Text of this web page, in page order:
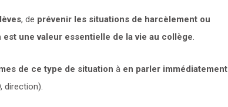
, de prévenir les situations de harcèlement ou
une valeur essentielle de la vie au collège
de ce type de situation à en parler immédiatement
direction).